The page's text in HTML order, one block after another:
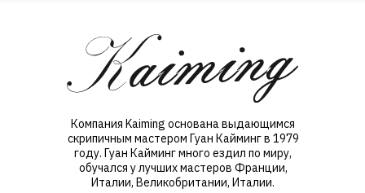
Компания Kaiming основана выдающимся
скрипичным мастером Гуан Кайминг в 1979
году. Гуан Кайминг много ездил по миру,
обучался у лучших мастеров Франции,
Италии, Великобритании, Италии.